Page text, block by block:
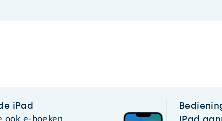
iPad